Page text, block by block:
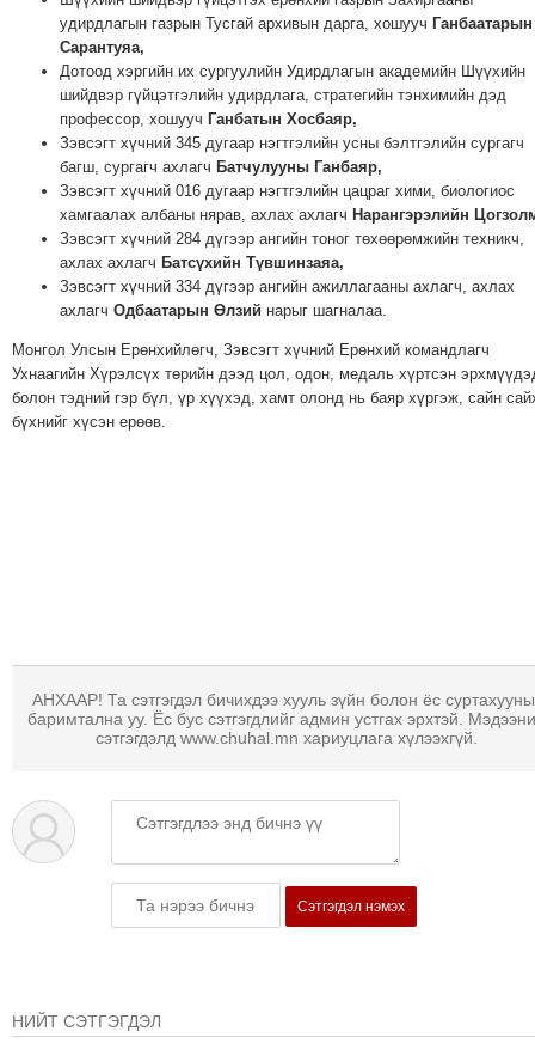
удирдлагын газрын Тусгай архивын дарга, хошууч Ганбаатарын
Сарантуяа,
Дотоод хэргийн их сургуулийн Удирдлагын академийн Шүүхийн
шийдвэр гүйцэтгэлийн удирдлага, стратегийн тэнхимийн дэд
профессор, хошууч Ганбатын Хосбаяр,
Зэвсэгт хүчний 345 дугаар нэгтгэлийн усны бэлтгэлийн сургагч
багш, сургагч ахлагч Батчулууны Ганбаяр,
Зэвсэгт хүчний 016 дугаар нэгтгэлийн цацраг хими, биологиос
хамгаалах албаны нярав, ахлах ахлагч Нарангэрэлийн
Зэвсэгт хүчний 284 дүгээр ангийн тоног төхөөрөмжийн техникч,
ахлах ахлагч Батсүхийн Түвшинзаяа,
Зэвсэгт хүчний 334 дүгээр ангийн ажиллагааны ахлагч, ахлах
ахлагч Одбаатарын Өлзий нарыг шагналаа.
Монгол Улсын Ерөнхийлөгч, Зэвсэгт хүчний Ерөнхий командлагч
Ухнаагийн Хүрэлсүх төрийн дээд цол, одон, медаль хүртсэн
болон тэдний гэр бүл, үр хүүхэд, хамт олонд нь баяр хүргэж, сайн
бүхнийг хүсэн ерөөв.
АНХААР! Та сэтгэгдэл бичихдээ хууль зүйн болон ёс
баримтална уу. Ёс бус сэтгэгдлийг админ устгах эрхтэй.
сэтгэгдэлд www.chuhal.mn хариуцлага хүлээхгүй.
Сэтгэгдэл нэмэх
НИЙТ СЭТГЭГДЭЛ